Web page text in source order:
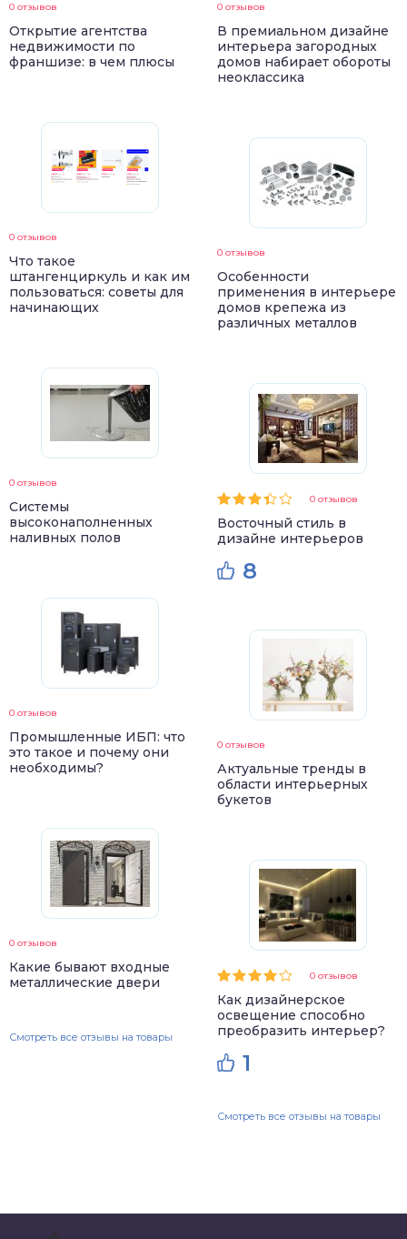
0 отзывов
Открытие агентства
недвижимости по
франшизе: в чем плюсы
0 отзывов
Что такое
штангенциркуль и как им
пользоваться: советы для
начинающих
0 отзывов
Системы
высоконаполненных
наливных полов
0 отзывов
Промышленные ИБП: что
это такое и почему они
необходимы?
0 отзывов
Какие бывают входные
металлические двери
Смотреть все отзывы на товары
0 отзывов
В премиальном дизайне
интерьера загородных
домов набирает обороты
неоклассика
0 отзывов
Особенности
применения в интерьере
домов крепежа из
различных металлов
0 отзывов
Восточный стиль в
дизайне интерьеров
8
0 отзывов
Актуальные тренды в
области интерьерных
букетов
0 отзывов
Как дизайнерское
освещение способно
преобразить интерьер?
1
Смотреть все отзывы на товары